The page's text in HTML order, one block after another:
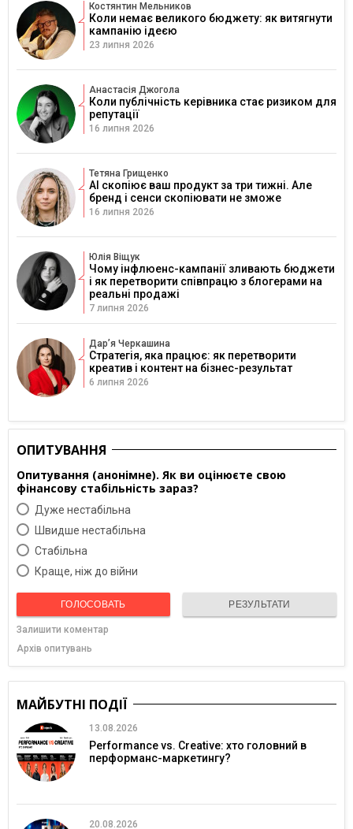
Костянтин Мельников
Коли немає великого бюджету: як витягнути
кампанію ідеєю
23 липня 2026
Анастасія Джогола
Коли публічність керівника стає ризиком для
репутації
16 липня 2026
Тетяна Грищенко
AI скопіює ваш продукт за три тижні. Але
бренд і сенси скопіювати не зможе
16 липня 2026
Юлія Віщук
Чому інфлюенс-кампанії зливають бюджети
і як перетворити співпрацю з блогерами на
реальні продажі
7 липня 2026
Дарʼя Черкашина
Стратегія, яка працює: як перетворити
креатив і контент на бізнес-результат
6 липня 2026
ОПИТУВАННЯ
Опитування (анонімне). Як ви оцінюєте свою
фінансову стабільність зараз?
Дуже нестабільна
Швидше нестабільна
Cтабільна
Краще, ніж до війни
ГОЛОСОВАТЬ РЕЗУЛЬТАТИ
Залишити коментар
Архів опитувань
МАЙБУТНІ ПОДІЇ
13.08.2026
Performance vs. Creative: хто головний в
перформанс-маркетингу?
20.08.2026